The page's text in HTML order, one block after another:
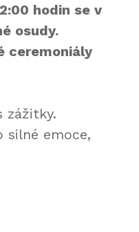
hodin se v
osudy.
ceremoniály
zážitky.
silné emoce,